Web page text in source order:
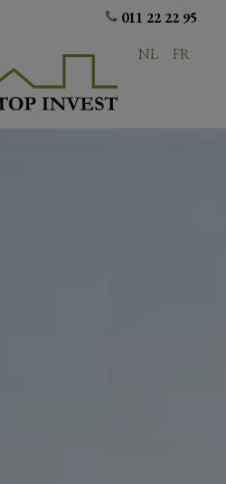
011 22 22 95
NL
FR